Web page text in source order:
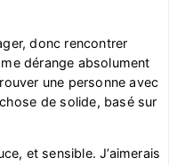
donc rencontrer
dérange absolument
une personne avec
de solide, basé sur
et sensible. J’aimerais